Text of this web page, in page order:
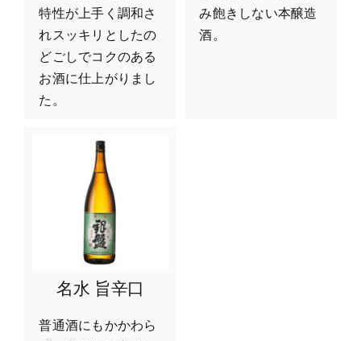
特性が上手く調和さ
れスッキリとしたの
どごしでコクのある
お酒に仕上がりまし
た。
み飽きしない本醸造
酒。
名水 旨辛口
普通酒にもかかわら